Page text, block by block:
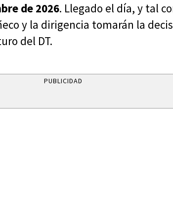
de 2026. Llegado el día, y tal
y la dirigencia tomarán la
del DT.
PUBLICIDAD